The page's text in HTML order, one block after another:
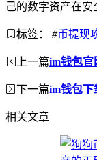
己的数字资产在安
标签： #币提现
上一篇im钱包官
下一篇im钱包下
相关文章